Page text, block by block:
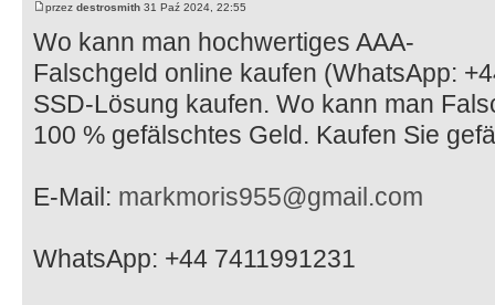
przez destrosmith 31 Paź 2024, 22:55
Wo kann man hochwertiges AAA-
Falschgeld online kaufen (WhatsApp:
SSD-Lösung kaufen. Wo kann man
100 % gefälschtes Geld. Kaufen Sie
E-Mail: markmoris955@gmail.com
WhatsApp: +44 7411991231